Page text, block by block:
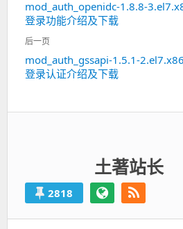
导
航
上
一
篇：
mod_auth_openidc-1.8.8-
登录功能介绍及下载
后一页
下
一
mod_auth_gssapi-1.5.1-
登录认证介绍及下载
土著站长
2818